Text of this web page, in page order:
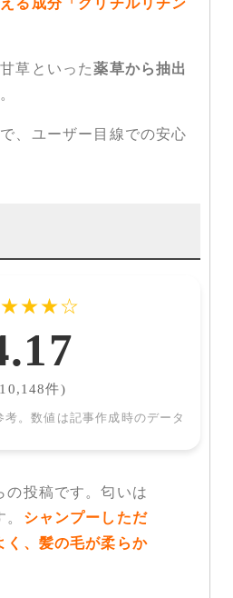
る成分「グリチルリチン
草といった薬草から抽出
、ユーザー目線での安心
★★★☆
件)
。数値は記事作成時のデータ
の投稿です。匂いは
シャンプーしただ
く、髪の毛が柔らか